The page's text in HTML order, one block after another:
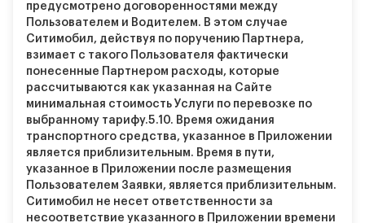
предусмотрено договоренностями между
Пользователем и Водителем. В этом случае
Ситимобил, действуя по поручению Партнера,
взимает с такого Пользователя фактически
понесенные Партнером расходы, которые
рассчитываются как указанная на Сайте
минимальная стоимость Услуги по перевозке по
выбранному тарифу.5.10. Время ожидания
транспортного средства, указанное в Приложении
является приблизительным. Время в пути,
указанное в Приложении после размещения
Пользователем Заявки, является приблизительным.
Ситимобил не несет ответственности за
несоответствие указанного в Приложении времени